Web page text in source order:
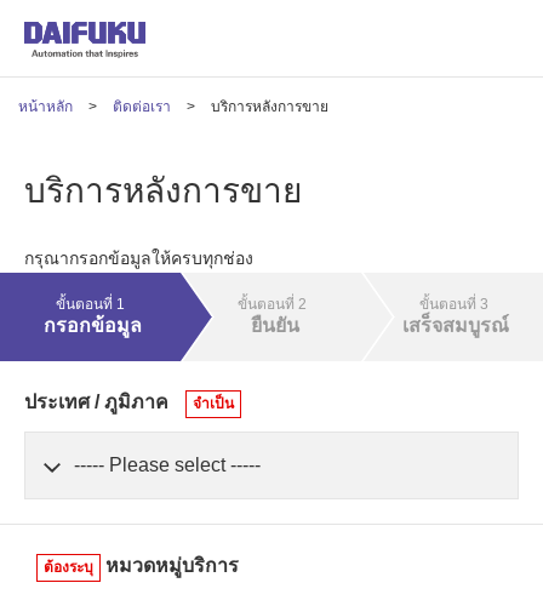
หน้าหลัก ติดต่อเรา บริการหลังการขาย
บริการหลังการขาย
กรุณากรอกข้อมูลให้ครบทุกช่อง
ขั้นตอนที่ 1
กรอกข้อมูล
ขั้นตอนที่ 2
ยืนยัน
ขั้นตอนที่ 3
เสร็จสมบูรณ์
ประเทศ / ภูมิภาค จำเป็น
ต้องระบุ หมวดหมู่บริการ